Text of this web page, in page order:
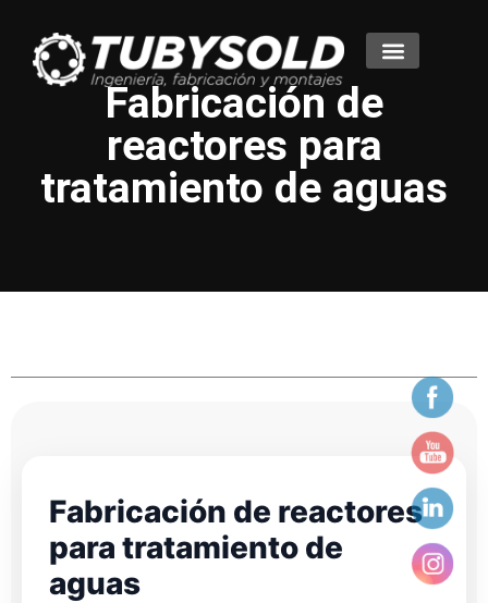
Fabricación de
reactores para
tratamiento de aguas
Fabricación de reactores
para tratamiento de
aguas